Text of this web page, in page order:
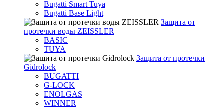
Bugatti Smart Tuya
Bugatti Base Light
Защита от
протечки воды ZEISSLER
BASIC
TUYA
Защита от протечки
Gidrolock
BUGATTI
G-LOCK
ENOLGAS
WINNER